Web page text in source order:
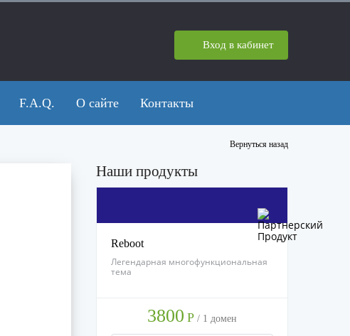
Вход в кабинет
F.A.Q. О сайте Контакты
Вернуться назад
Наши продукты
Reboot
Легендарная многофункциональная
тема
3800 Р / 1 домен